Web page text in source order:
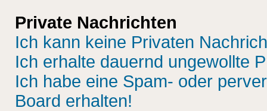
Private Nachrichten
Ich kann keine Privaten
Ich erhalte dauernd ungewollte
Ich habe eine Spam- oder
Board erhalten!